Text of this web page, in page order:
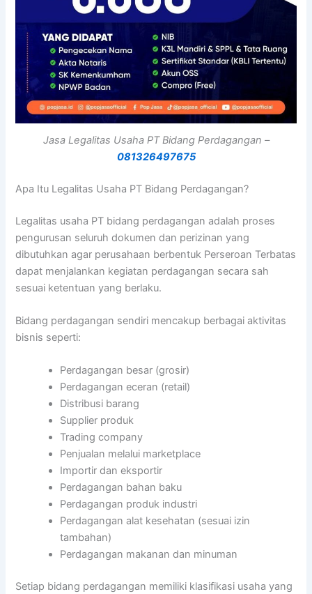
Jasa Legalitas Usaha PT Bidang Perdagangan –
081326497675
Apa Itu Legalitas Usaha PT Bidang Perdagangan?
Legalitas usaha PT bidang perdagangan adalah proses
pengurusan seluruh dokumen dan perizinan yang
dibutuhkan agar perusahaan berbentuk Perseroan Terbatas
dapat menjalankan kegiatan perdagangan secara sah
sesuai ketentuan yang berlaku.
Bidang perdagangan sendiri mencakup berbagai aktivitas
bisnis seperti:
Perdagangan besar (grosir)
Perdagangan eceran (retail)
Distribusi barang
Supplier produk
Trading company
Penjualan melalui marketplace
Importir dan eksportir
Perdagangan bahan baku
Perdagangan produk industri
Perdagangan alat kesehatan (sesuai izin
tambahan)
Perdagangan makanan dan minuman
Setiap bidang perdagangan memiliki klasifikasi usaha yang